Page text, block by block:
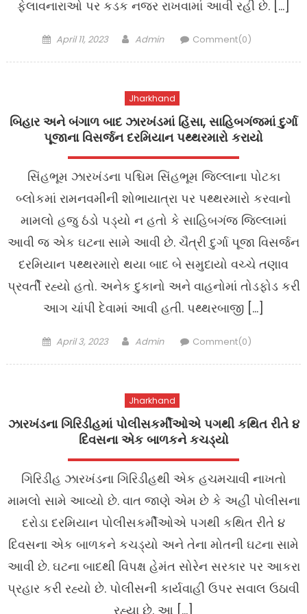
ફેલાવનારાઓ પર કડક નજર રાખવામાં આવી રહી છે. […]
Posted
April 11, 2023 Author
Admin Comment(0)
Jharkhand
બિહાર અને બંગાળ બાદ ઝારખંડમાં હિંસા, સાહિબગંજમાં દુર્ગા
પૂજાના વિસર્જન દરમિયાન પથ્થરમારો કરાયો
સિંહભૂમ ઝારખંડના પશ્ચિમ સિંહભૂમ જિલ્લાના પોટકા
બ્લોકમાં રામનવમીની શોભાયાત્રા પર પથ્થરમારો કરવાનો
મામલો હજુ ઠંડો પડ્યો ન હતો કે સાહિબગંજ જિલ્લામાં
આવી જ એક ઘટના સામે આવી છે. ચૈત્રી દુર્ગા પૂજા વિસર્જન
દરમિયાન પથ્થરમારો થયા બાદ બે સમુદાયો વચ્ચે તણાવ
પ્રવર્તી રહ્યો હતો. અનેક દુકાનો અને વાહનોમાં તોડફોડ કરી
આગ ચાંપી દેવામાં આવી હતી. પથ્થરબાજી […]
Posted
April 3, 2023 Author
Admin Comment(0)
Jharkhand
ઝારખંડના ગિરિડીહમાં પોલીસકર્મીઓએ પગથી કથિત રીતે ૪
દિવસના એક બાળકને કચડ્યો
ગિરિડીહ ઝારખંડના ગિરિડીહથી એક હચમચાવી નાખતો
મામલો સામે આવ્યો છે. વાત જાણે એમ છે કે અહીં પોલીસના
દરોડા દરમિયાન પોલીસકર્મીઓએ પગથી કથિત રીતે ૪
દિવસના એક બાળકને કચડ્યો અને તેના મોતની ઘટના સામે
આવી છે. ઘટના બાદથી વિપક્ષ હેમંત સોરેન સરકાર પર આકરા
પ્રહાર કરી રહ્યો છે. પોલીસની કાર્યવાહી ઉપર સવાલ ઉઠાવી
રહ્યા છે. આ […]